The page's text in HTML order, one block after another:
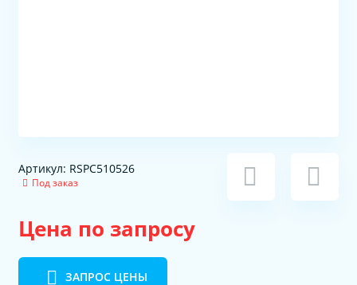
Артикул: RSPC510526
Под заказ
Цена по запросу
ЗАПРОС ЦЕНЫ